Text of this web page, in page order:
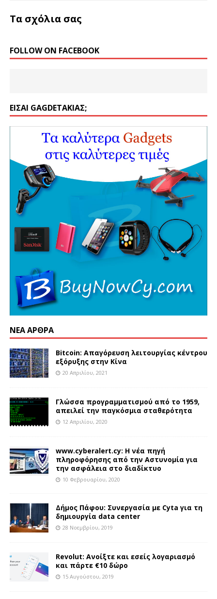
Τα σχόλια σας
FOLLOW ON FACEBOOK
ΕΊΣΑΙ GAGDETΆΚΙΑΣ;
ΝΈΑ ΆΡΘΡΑ
Bitcoin: Απαγόρευση λειτουργίας κέντρου
εξόρυξης στην Κίνα
20 Απριλίου, 2021
Γλώσσα προγραμματισμού από το 1959,
απειλεί την παγκόσμια σταθερότητα
12 Απριλίου, 2020
www.cyberalert.cy: Η νέα πηγή
πληροφόρησης από την Αστυνομία για
την ασφάλεια στο διαδίκτυο
10 Φεβρουαρίου, 2020
Δήμος Πάφου: Συνεργασία με Cyta για τη
δημιουργία data center
28 Νοεμβρίου, 2019
Revolut: Ανοίξτε και εσείς λογαριασμό
και πάρτε €10 δώρο
15 Αυγούστου, 2019